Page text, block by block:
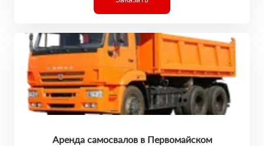
Аренда самосвалов в Первомайском